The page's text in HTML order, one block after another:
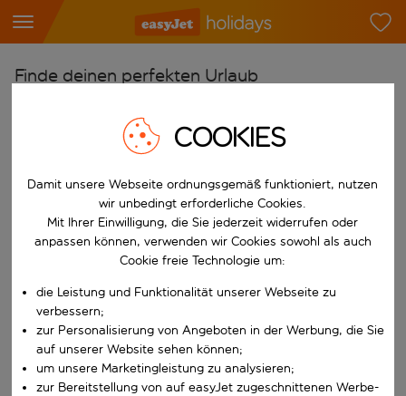
Finde deinen perfekten Urlaub
Flughafen wählen
Beginne mit der Eingabe für die automatische
Reiseziel wählen
Nach
Wähle ein Ab- und Rückflugdatum aus.
Reisezeitraum wählen
Wann
Wer
Suchen
COOKIES
Damit unsere Webseite ordnungsgemäß funktioniert, nutzen
wir unbedingt erforderliche Cookies.
Mit Ihrer Einwilligung, die Sie jederzeit widerrufen oder
anpassen können, verwenden wir Cookies sowohl als auch
Cookie freie Technologie um:
die Leistung und Funktionalität unserer Webseite zu
verbessern;
zur Personalisierung von Angeboten in der Werbung, die Sie
auf unserer Website sehen können;
um unsere Marketingleistung zu analysieren;
zur Bereitstellung von auf easyJet zugeschnittenen Werbe-